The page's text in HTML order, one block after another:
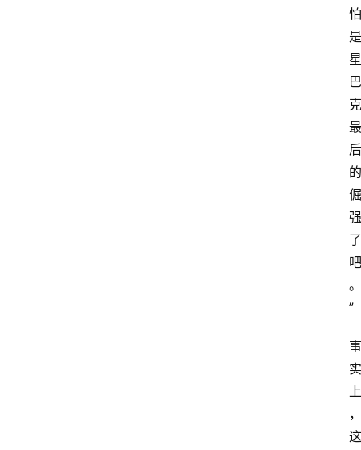
怕
是
星
巴
克
最
后
的
倔
强
了
吧
。
”
事
实
上
，
这